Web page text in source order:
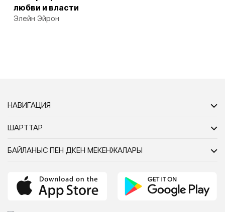
любви и власти
Элейн Эйрон
НАВИГАЦИЯ
ШАРТТАР
БАЙЛАНЫС ПЕН ДҮКЕН МЕКЕНЖАЛАРЫ